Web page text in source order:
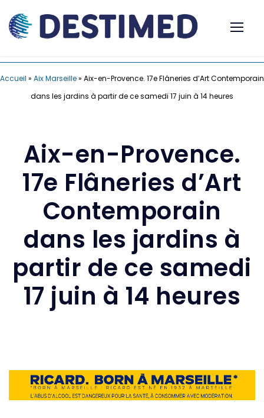
Accueil » Aix Marseille» Aix-en-Provence. 17e Flâneries d’Art Contemporain
dans les jardins à partir de ce samedi 17 juin à 14 heures
Aix-en-Provence.
17e Flâneries d’Art
Contemporain
dans les jardins à
partir de ce samedi
17 juin à 14 heures